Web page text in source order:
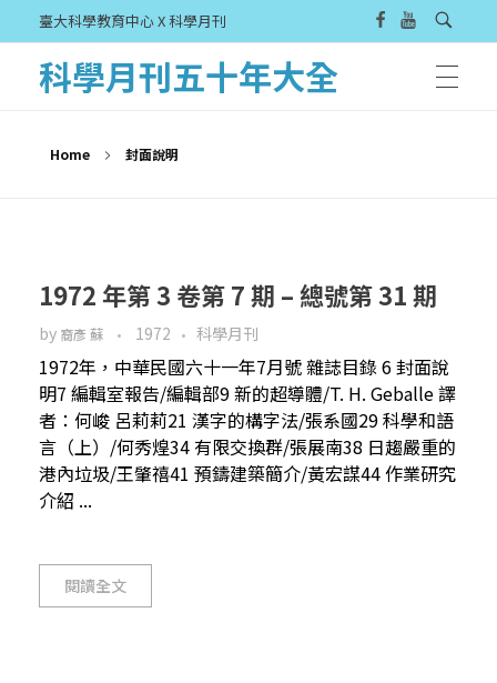
臺大科學教育中心 X 科學月刊
科學月刊五十年大全
Home 封面說明
1972 年第 3 卷第 7 期 – 總號第 31 期
by 裔彥 蘇 1972 科學月刊
1972年，中華民國六十一年7月號 雜誌目錄 6 封面說
明7 編輯室報告/編輯部9 新的超導體/T. H. Geballe 譯
者：何峻 呂莉莉21 漢字的構字法/張系國29 科學和語
言（上）/何秀煌34 有限交換群/張展南38 日趨嚴重的
港內垃圾/王肇禧41 預鑄建築簡介/黃宏謀44 作業研究
介紹 ...
閱讀全文